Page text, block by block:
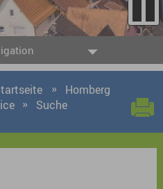
Homberg
Suche